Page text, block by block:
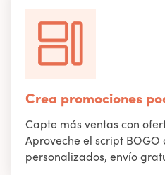
Crea promociones
Capte más ventas con
Aproveche el script BOGO
personalizados, envío